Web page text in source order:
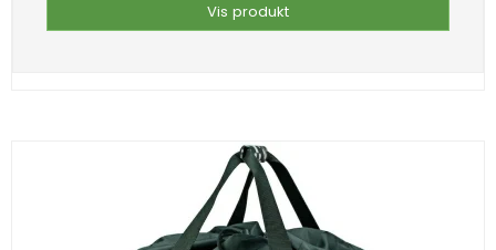
Vis produkt